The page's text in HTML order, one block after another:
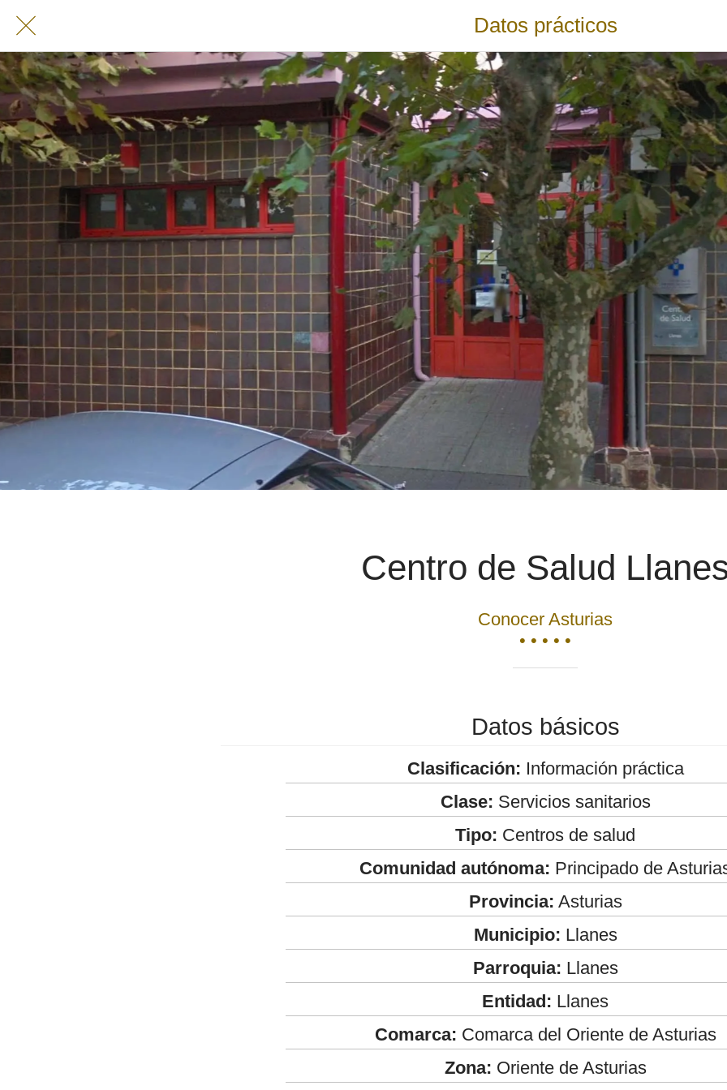
Datos prácticos
Centro de Salud
Conocer Asturias
• • • • •
Datos básicos
Clasificación: Información práctica
Clase: Servicios sanitarios
Tipo: Centros de salud
Comunidad autónoma: Principado de
Provincia: Asturias
Municipio: Llanes
Parroquia: Llanes
Entidad: Llanes
Comarca: Comarca del Oriente de Asturias
Zona: Oriente de Asturias